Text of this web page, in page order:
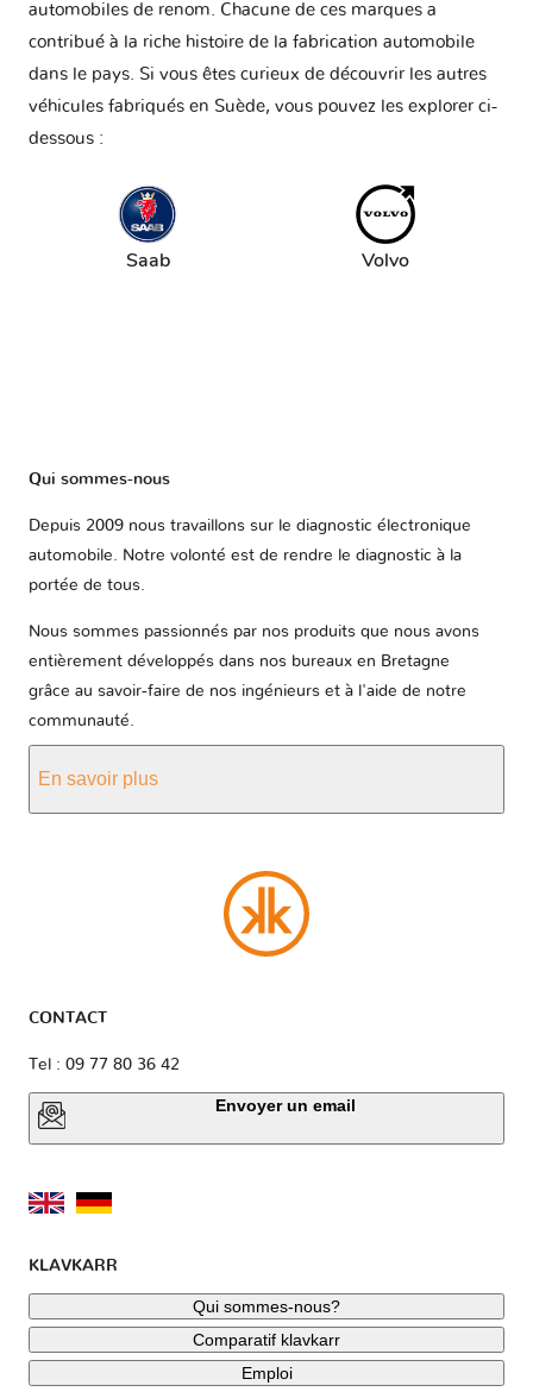
automobiles de renom. Chacune de ces marques a
contribué à la riche histoire de la fabrication automobile
dans le pays. Si vous êtes curieux de découvrir les autres
véhicules fabriqués en Suède, vous pouvez les explorer ci-
dessous :
Saab Volvo
Qui sommes-nous
Depuis 2009 nous travaillons sur le diagnostic électronique
automobile. Notre volonté est de rendre le diagnostic à la
portée de tous.
Nous sommes passionnés par nos produits que nous avons
entièrement développés dans nos bureaux en Bretagne
grâce au savoir-faire de nos ingénieurs et à l'aide de notre
communauté.
En savoir plus
CONTACT
Tel : 09 77 80 36 42
Envoyer un email
KLAVKARR
Qui sommes-nous?
Comparatif klavkarr
Emploi